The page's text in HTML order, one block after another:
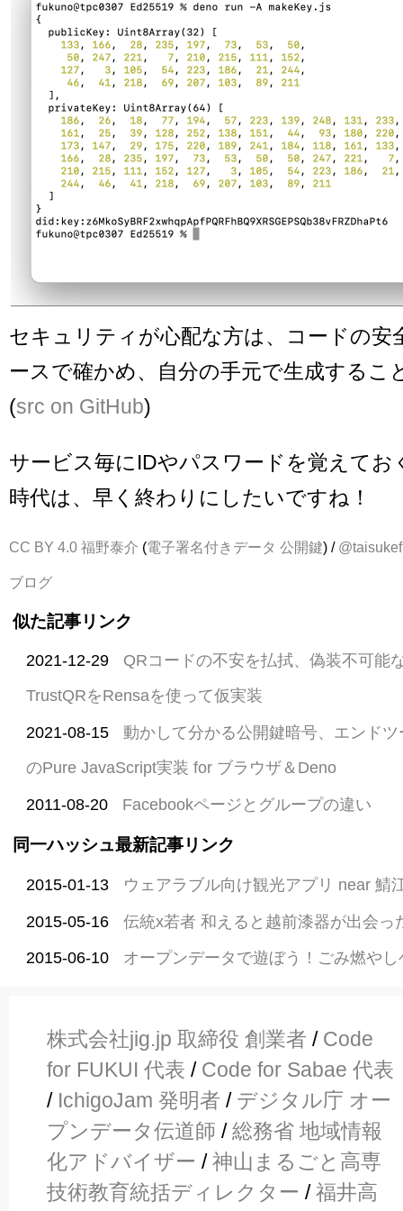
セキュリティが心配な方は、コードの安
ースで確かめ、自分の手元で生成するこ
(src on GitHub)
サービス毎にIDやパスワードを覚えてお
時代は、早く終わりにしたいですね！
CC BY 4.0 福野泰介 (電子署名付きデータ 公開鍵) / @taisukef
ブログ
似た記事リンク
2021-12-29
QRコードの不安を払拭、偽装不可能
TrustQRをRensaを使って仮実装
2021-08-15
動かして分かる公開鍵暗号、エンド
のPure JavaScript実装 for ブラウザ＆Deno
2011-08-20 Facebookページとグループの違い
同一ハッシュ最新記事リンク
2015-01-13 ウェアラブル向け観光アプリ near 鯖
2015-05-16 伝統x若者 和えると越前漆器が出会っ
2015-06-10 オープンデータで遊ぼう！ごみ燃や
株式会社jig.jp 取締役 創業者 / Code
for FUKUI 代表 / Code for Sabae 代表
/ IchigoJam 発明者 / デジタル庁 オー
プンデータ伝道師 /総務省 地域情報
化アドバイザー /神山まるごと高専
技術教育統括ディレクター /福井高